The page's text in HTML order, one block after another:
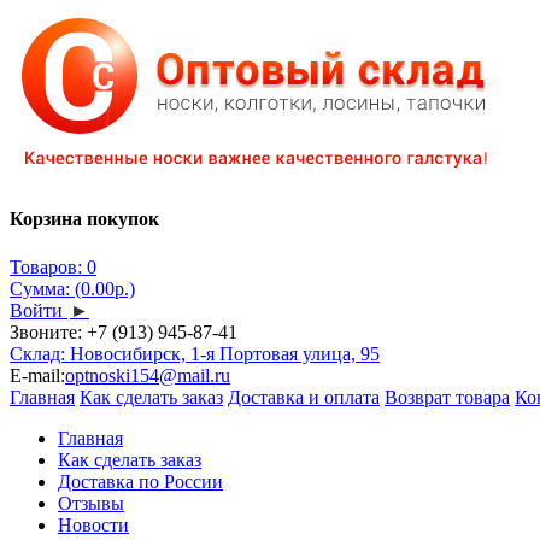
Корзина покупок
Товаров: 0
Сумма: (0.00р.)
Войти ►
Звоните: +7 (913) 945-87-41
Склад: Новосибирск, 1-я Портовая улица, 95
E-mail:optnoski154@mail.ru
Главная Как сделать заказ Доставка и оплата Возврат товара
Главная
Как сделать заказ
Доставка по России
Отзывы
Новости